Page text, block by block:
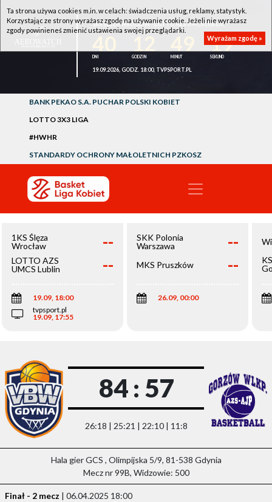
1KS ŚLĘZA WROCŁAW - LOTTO AZS UMCS LUBLIN
18
19.09.2026, GODZ. 18:00, TVPSPORT.PL
BANK PEKAO S.A. PUCHAR POLSKI KOBIET
LOTTO 3X3 LIGA
#HWHR
STANDARDY OCHRONY MAŁOLETNICH PZKOSZ
1KS Ślęza
Wrocław
--
LOTTO AZS
UMCS Lublin
--
19.09, 18:00
tvpsport.pl
19.09, 17:55
SKK Polonia
Warszawa
--
MKS Pruszków --
26.09, 00:00
84 : 57
26:18 | 25:21 | 22:10 | 11:8
Hala gier GCS , Olimpijska 5/9, 81-538 Gdynia
Mecz nr 99B, Widzowie: 500
Finał - 2 mecz | 06.04.2025 18:00
Ta strona używa cookies m.in. w celach: świadczenia usług, reklamy, statystyk.
Korzystając ze strony wyrażasz zgodę na używanie cookie. Jeżeli nie wyrażasz
zgody powinieneś zmienić ustawienia swojej przeglądarki.
Wyrażam zgodę »